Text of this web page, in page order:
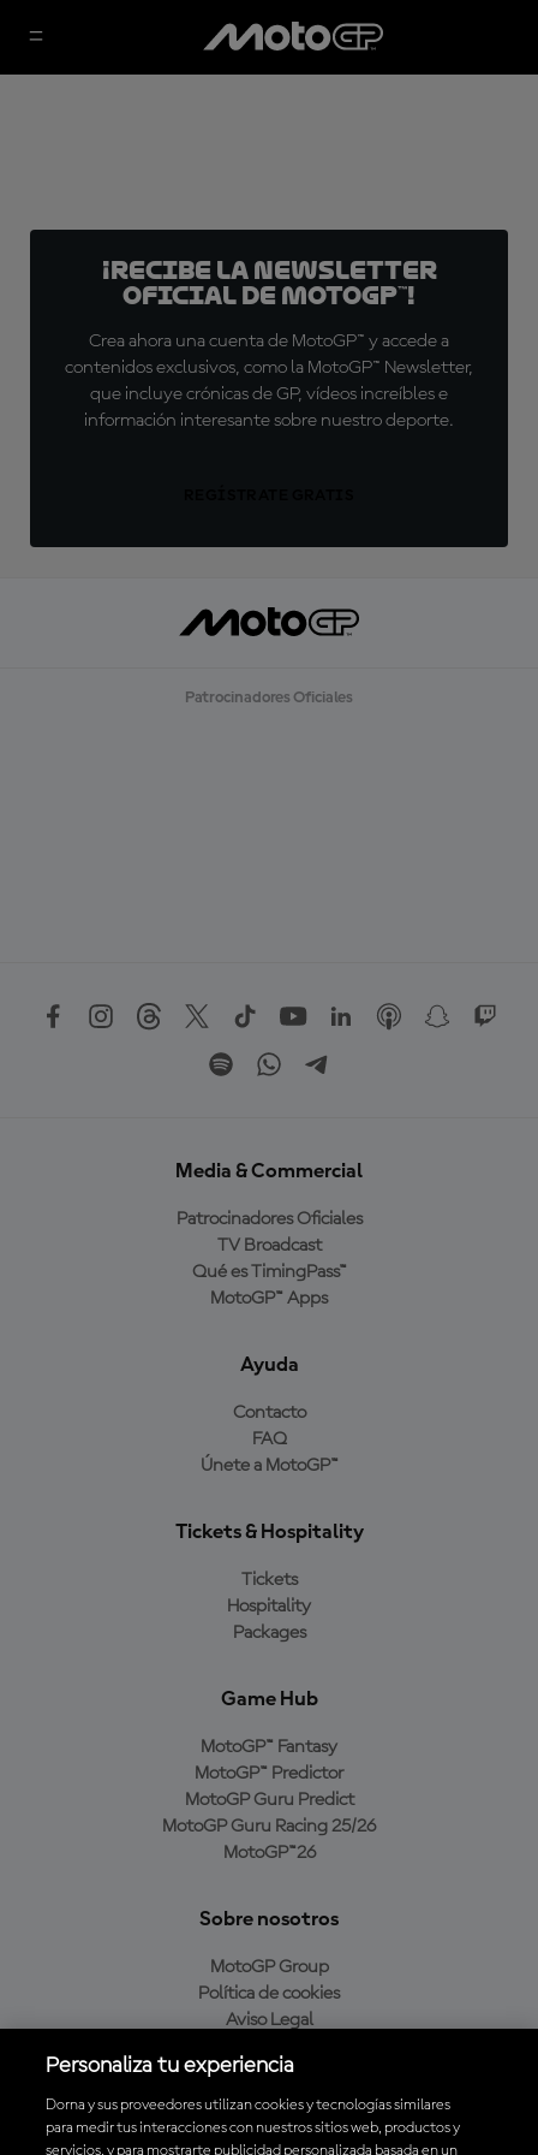
¡Recibe la Newsletter
oficial de MotoGP™!
Crea ahora una cuenta de MotoGP™ y accede a
contenidos exclusivos, como la MotoGP™ Newsletter,
que incluye crónicas de GP, vídeos increíbles e
información interesante sobre nuestro deporte.
Patrocinadores Oficiales
Media & Commercial
Patrocinadores Oficiales
TV Broadcast
Qué es TimingPass™
MotoGP™ Apps
Ayuda
Contacto
FAQ
Únete a MotoGP™
Tickets & Hospitality
Tickets
Hospitality
Packages
Game Hub
MotoGP™ Fantasy
MotoGP™ Predictor
MotoGP Guru Predict
MotoGP Guru Racing 25/26
MotoGP™26
Sobre nosotros
MotoGP Group
Política de cookies
Aviso Legal
Política de compra
Personaliza tu experiencia
Dorna y sus proveedores utilizan cookies y tecnologías similares
para medir tus interacciones con nuestros sitios web, productos y
servicios, y para mostrarte publicidad personalizada basada en un